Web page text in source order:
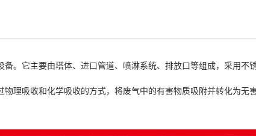
。它主要由塔体、进口管道、喷淋系统、排放口等组成，采用不
理吸收和化学吸收的方式，将废气中的有害物质吸附并转化为无